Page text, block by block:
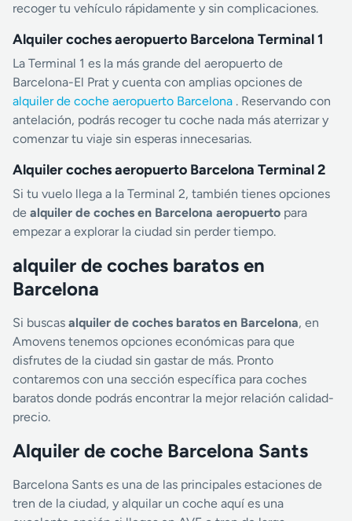
recoger tu vehículo rápidamente y sin complicaciones.
Alquiler coches aeropuerto Barcelona Terminal 1
La Terminal 1 es la más grande del aeropuerto de
Barcelona-El Prat y cuenta con amplias opciones de
alquiler de coche aeropuerto Barcelona . Reservando con
antelación, podrás recoger tu coche nada más aterrizar y
comenzar tu viaje sin esperas innecesarias.
Alquiler coches aeropuerto Barcelona Terminal 2
Si tu vuelo llega a la Terminal 2, también tienes opciones
de alquiler de coches en Barcelona aeropuerto para
empezar a explorar la ciudad sin perder tiempo.
alquiler de coches baratos en
Barcelona
Si buscas alquiler de coches baratos en Barcelona, en
Amovens tenemos opciones económicas para que
disfrutes de la ciudad sin gastar de más. Pronto
contaremos con una sección específica para coches
baratos donde podrás encontrar la mejor relación calidad-
precio.
Alquiler de coche Barcelona Sants
Barcelona Sants es una de las principales estaciones de
tren de la ciudad, y alquilar un coche aquí es una